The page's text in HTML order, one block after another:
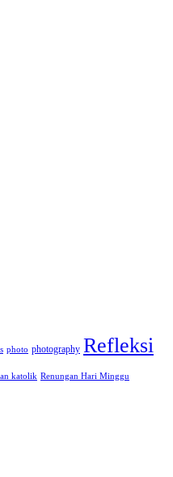
photo photography Refleksi
katolik Renungan Hari Minggu